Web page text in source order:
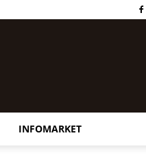
INFOMARKET